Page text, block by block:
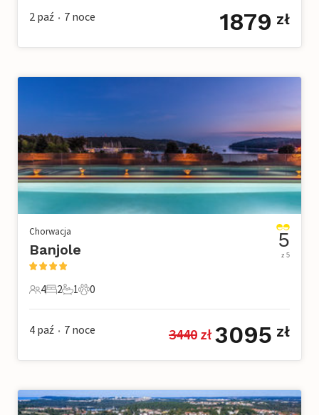
2 paź • 7 noce 1879 zł
Chorwacja
Banjole
4 Goście
4
2 Sypialnie
2
1 Łazienka
1
0 Zwierzęta domowe
0
5
z 5
4 paź • 7 noce 3440 zł 3095 zł